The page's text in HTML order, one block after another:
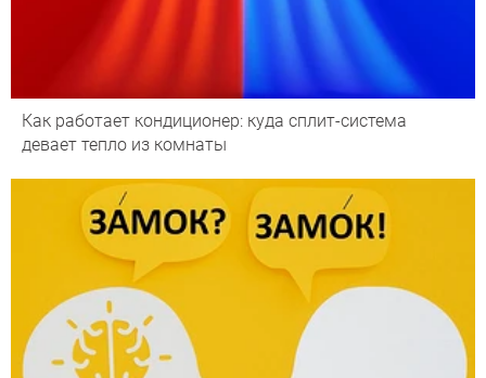
Как работает кондиционер: куда сплит-система
девает тепло из комнаты